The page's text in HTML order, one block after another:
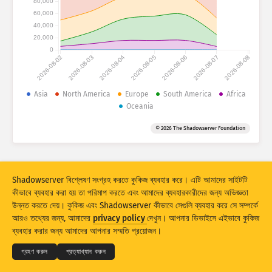
আক্রমণের পরিসংখ্যান: ডিভাইস
আপডেট করুন রিসেট
PNG হিসেবে ডাউনলোড করুন এই তথ্য সম্পর্কে
IoT ডিভাইস ফিঙ্গারপ্রিন্টিং এবং হানিপট আক্রমণের পরিসংখ্যান EU-এর কানেক্টিং ইউরোপ ফ্যাসিলিটি
(Connecting Europe Facility) দ্বারা সহ-অর্থায়ন করা হয়েছে।
2026-08-02 2026-08-03 2026-08-04 2026-08-05 2026-08-06 2026-08-07 2026-08-08
0
20,000
40,000
60,000
Asia North America Europe South America
Africa
Oceania
© 2026 The Shadowserver Foundation
© 2026THE SHADOWSERVER FOUNDATION
গোপনীয়তা এবং শর্তাদি
যোগাযোগ করুন সৌজন্যে
Shadowserver বিশ্লেষণ সংগ্রহ করতে কুকিজ ব্যবহার করে। এটি আমাদের সাইটটি
কীভাবে ব্যবহার করা হয় তা পরিমাপ করতে এবং আমাদের ব্যবহারকারীদের জন্য অভিজ্ঞতা
উন্নত করতে দেয়। কুকিজ এবং Shadowserver কীভাবে সেগুলি ব্যবহার করে সে সম্পর্কে
আরও তথ্যের জন্য, আমাদের privacy policyদেখুন। আপনার ডিভাইসে এইভাবে কুকিজ
ব্যবহার করার জন্য আমাদের আপনার সম্মতি প্রয়োজন।
গ্রহণ করুন প্রত্যাখ্যান করুন